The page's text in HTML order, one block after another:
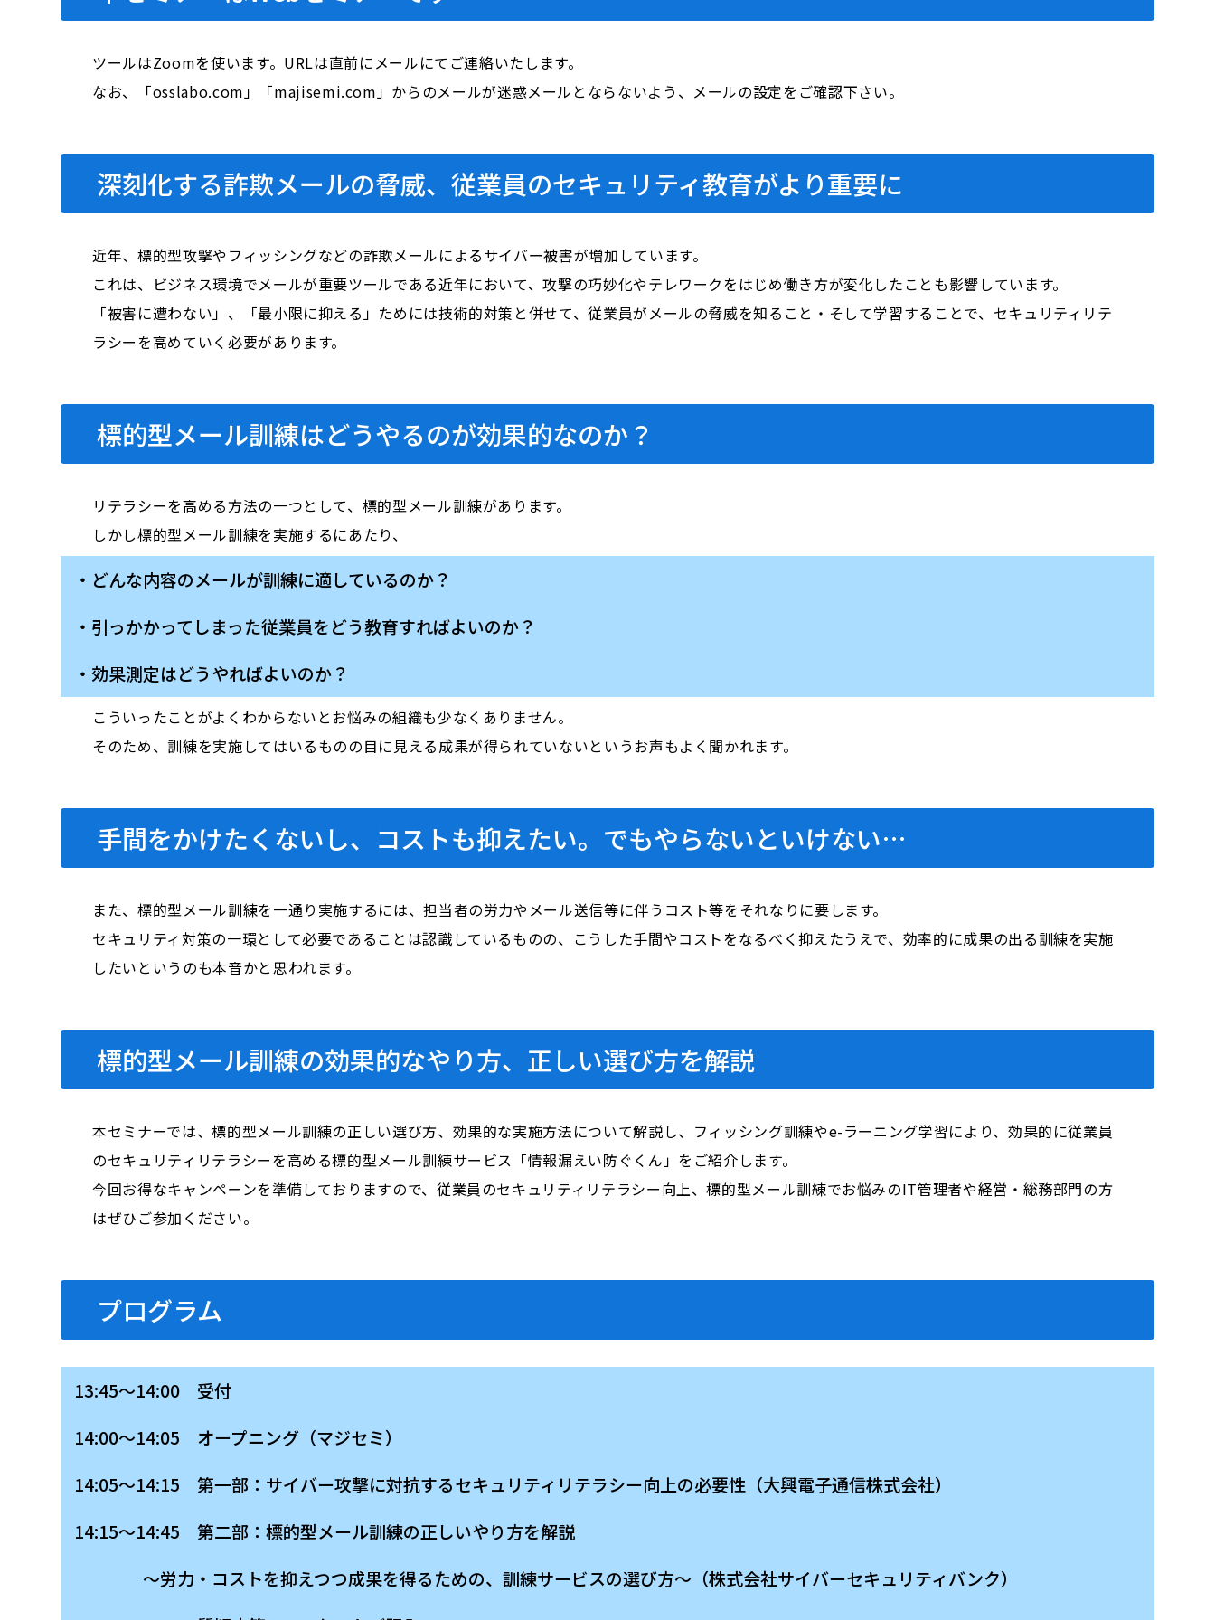
ツールはZoomを使います。URLは直前にメールにてご連絡いたします。
なお、「osslabo.com」「majisemi.com」からのメールが迷惑メールとならないよう、メールの設定をご確認下さい。
深刻化する詐欺メールの脅威、従業員のセキュリティ教育がより重要に
近年、標的型攻撃やフィッシングなどの詐欺メールによるサイバー被害が増加しています。
これは、ビジネス環境でメールが重要ツールである近年において、攻撃の巧妙化やテレワークをはじめ働き方が変化したことも影響しています。
「被害に遭わない」、「最小限に抑える」ためには技術的対策と併せて、従業員がメールの脅威を知ること・そして学習することで、セキュリティリテ
ラシーを高めていく必要があります。
標的型メール訓練はどうやるのが効果的なのか？
リテラシーを高める方法の一つとして、標的型メール訓練があります。
しかし標的型メール訓練を実施するにあたり、
・どんな内容のメールが訓練に適しているのか？
・引っかかってしまった従業員をどう教育すればよいのか？
・効果測定はどうやればよいのか？
こういったことがよくわからないとお悩みの組織も少なくありません。
そのため、訓練を実施してはいるものの目に見える成果が得られていないというお声もよく聞かれます。
手間をかけたくないし、コストも抑えたい。でもやらないといけない…
また、標的型メール訓練を一通り実施するには、担当者の労力やメール送信等に伴うコスト等をそれなりに要します。
セキュリティ対策の一環として必要であることは認識しているものの、こうした手間やコストをなるべく抑えたうえで、効率的に成果の出る訓練を実施
したいというのも本音かと思われます。
標的型メール訓練の効果的なやり方、正しい選び方を解説
本セミナーでは、標的型メール訓練の正しい選び方、効果的な実施方法について解説し、フィッシング訓練やe-ラーニング学習により、効果的に従業員
のセキュリティリテラシーを高める標的型メール訓練サービス「情報漏えい防ぐくん」をご紹介します。
今回お得なキャンペーンを準備しておりますので、従業員のセキュリティリテラシー向上、標的型メール訓練でお悩みのIT管理者や経営・総務部門の方
はぜひご参加ください。
プログラム
13:45～14:00 受付
14:00～14:05 オープニング（マジセミ）
14:05～14:15 第一部：サイバー攻撃に対抗するセキュリティリテラシー向上の必要性（大興電子通信株式会社）
14:15～14:45 第二部：標的型メール訓練の正しいやり方を解説
〜労力・コストを抑えつつ成果を得るための、訓練サービスの選び方〜（株式会社サイバーセキュリティバンク）